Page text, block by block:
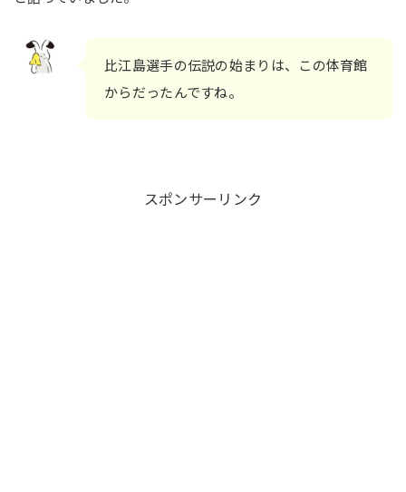
比江島選手の伝説の始まりは、この体育館
からだったんですね。
スポンサーリンク